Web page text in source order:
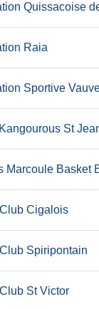
Quissacoise
Raia
Sportive
St
Marcoule Basket
Cigalois
Spiripontain
St Victor